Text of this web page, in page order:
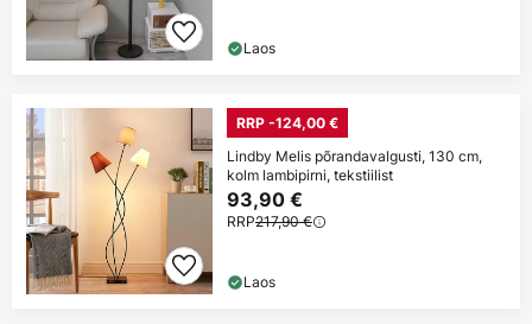
Laos
RRP -124,00 €
Lindby Melis põrandavalgusti, 130 cm,
kolm lambipirni, tekstiilist
93,90 €
RRP217,90 €
Laos